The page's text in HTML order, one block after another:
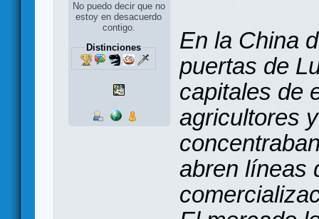
No puedo decir que no
estoy en desacuerdo
contigo.
Distinciones
En la China
puertas de
capitales de
agricultores
abren líneas